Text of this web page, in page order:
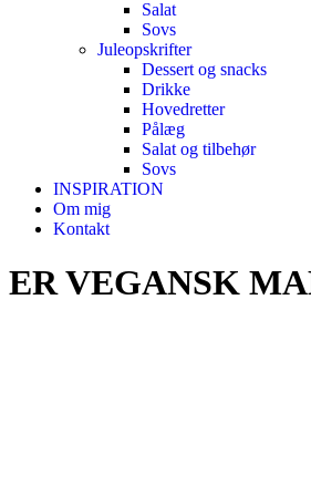
Salat
Sovs
Juleopskrifter
Dessert og snacks
Drikke
Hovedretter
Pålæg
Salat og tilbehør
Sovs
INSPIRATION
Om mig
Kontakt
ER VEGANSK